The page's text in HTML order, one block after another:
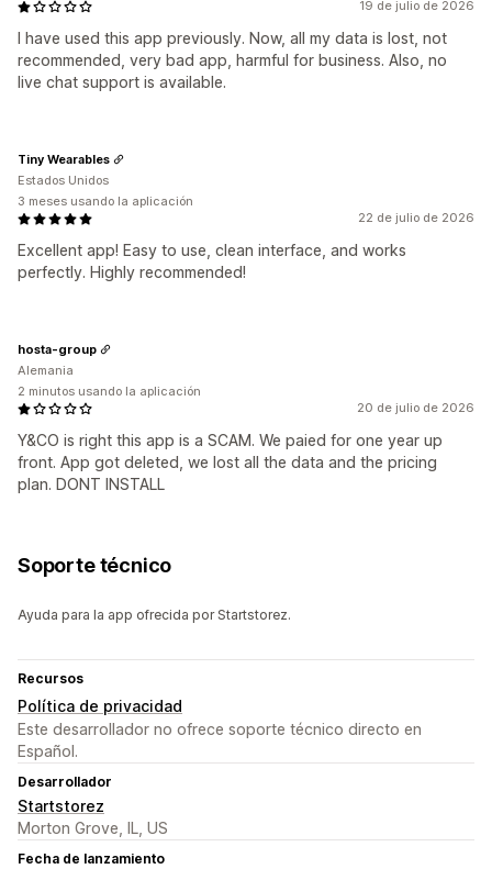
19 de julio de 2026
I have used this app previously. Now, all my data is lost, not
recommended, very bad app, harmful for business. Also, no
live chat support is available.
22 de julio de 2026
Excellent app! Easy to use, clean interface, and works
perfectly. Highly recommended!
Tiny Wearables
Estados Unidos
3 meses usando la aplicación
20 de julio de 2026
Y&CO is right this app is a SCAM. We paied for one year up
front. App got deleted, we lost all the data and the pricing
plan. DONT INSTALL
hosta-group
Alemania
2 minutos usando la aplicación
Soporte técnico
Ayuda para la app ofrecida por Startstorez.
Recursos
Política de privacidad
Este desarrollador no ofrece soporte técnico directo en
Español.
Desarrollador
Startstorez
Morton Grove, IL, US
Fecha de lanzamiento